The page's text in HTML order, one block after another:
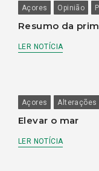
Açores Opinião
Resumo da
LER NOTÍCIA
Açores Alterações
Elevar o mar
LER NOTÍCIA